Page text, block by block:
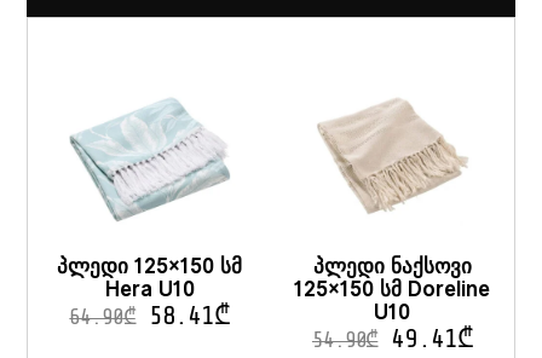
პლედი 125×150 სმ
Hera U10
64.90₾ 58.41₾
პლედი ნაქსოვი
125×150 სმ Doreline
U10
54.90₾ 49.41₾